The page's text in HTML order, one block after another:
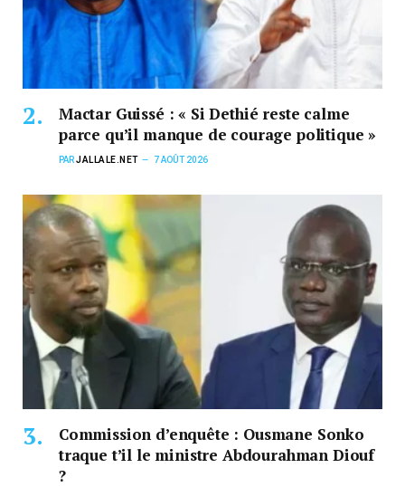
Mactar Guissé : « Si Dethié reste calme
parce qu’il manque de courage politique »
PARJALLALE.NET 7 AOÛT 2026
Commission d’enquête : Ousmane Sonko
traque t’il le ministre Abdourahman Diouf
?